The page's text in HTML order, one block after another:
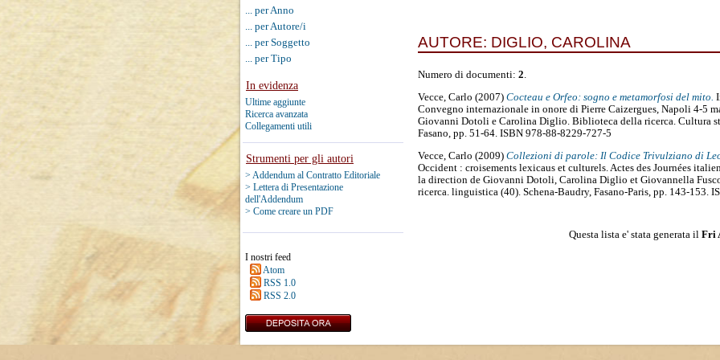
... per Anno
... per Autore/i
... per Soggetto
... per Tipo
In evidenza
Ultime aggiunte
Ricerca avanzata
Collegamenti utili
Strumenti per gli autori
> Addendum al Contratto Editoriale
> Lettera di Presentazione
dell'Addendum
> Come creare un PDF
I nostri feed
Atom
RSS 1.0
RSS 2.0
AUTORE: DIGLIO, CAROLINA
Numero di documenti: 2.
Vecce, Carlo (2007) Cocteau e Orfeo: sogno e metamorfosi del mito.
Convegno internazionale in onore di Pierre Caizergues, Napoli 4-5
Giovanni Dotoli e Carolina Diglio. Biblioteca della ricerca. Cultura
Fasano, pp. 51-64. ISBN 978-88-8229-727-5
Vecce, Carlo (2009) Collezioni di parole: Il Codice Trivulziano di
Occident : croisements lexicaus et culturels. Actes des Journées
la direction de Giovanni Dotoli, Carolina Diglio et Giovannella
ricerca. linguistica (40). Schena-Baudry, Fasano-Paris, pp. 143-153.
Questa lista e' stata generata il Fri